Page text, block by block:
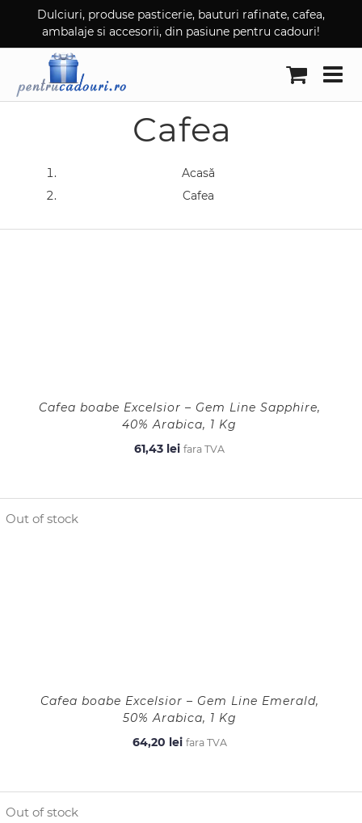
Dulciuri, produse pasticerie, bauturi rafinate, cafea,
ambalaje si accesorii, din pasiune pentru cadouri!
Cafea
Acasă
Cafea
Cafea boabe Excelsior – Gem Line Sapphire,
40% Arabica, 1 Kg
61,43 lei fara TVA
Out of stock
Cafea boabe Excelsior – Gem Line Emerald,
50% Arabica, 1 Kg
64,20 lei fara TVA
Out of stock